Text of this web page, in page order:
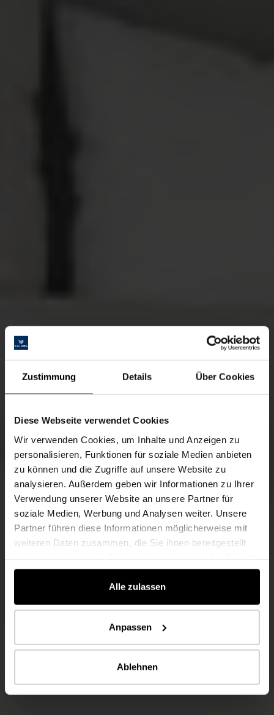
Zustimmung Details Über Cookies
Diese Webseite verwendet Cookies
Wir verwenden Cookies, um Inhalte und Anzeigen zu
personalisieren, Funktionen für soziale Medien anbieten
zu können und die Zugriffe auf unsere Website zu
analysieren. Außerdem geben wir Informationen zu Ihrer
Verwendung unserer Website an unsere Partner für
soziale Medien, Werbung und Analysen weiter. Unsere
Partner führen diese Informationen möglicherweise mit
weiteren Daten zusammen, die Sie ihnen bereitgestellt
gesammelt haben.
Alle zulassen
Anpassen
Ablehnen